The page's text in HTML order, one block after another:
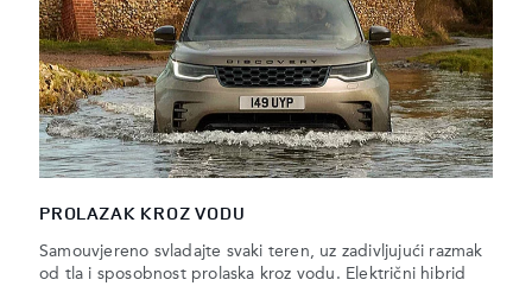
PROLAZAK KROZ VODU
Samouvjereno svladajte svaki teren, uz zadivljujući razmak
od tla i sposobnost prolaska kroz vodu. Električni hibrid